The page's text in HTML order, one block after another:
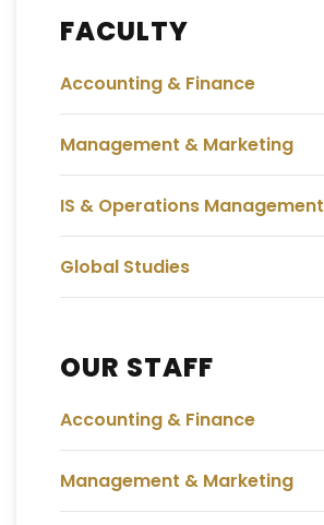
FACULTY
Accounting & Finance
Management & Marketing
IS & Operations Management
Global Studies
OUR STAFF
Accounting & Finance
Management & Marketing